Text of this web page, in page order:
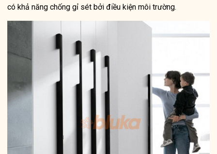
có khả năng chống gỉ sét bởi điều kiện môi trường.